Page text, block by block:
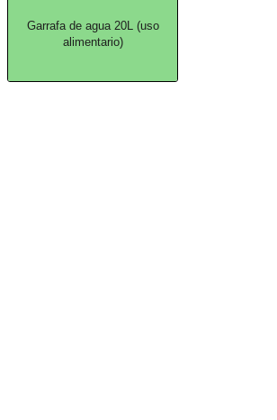
Garrafa de agua 20L (uso
alimentario)